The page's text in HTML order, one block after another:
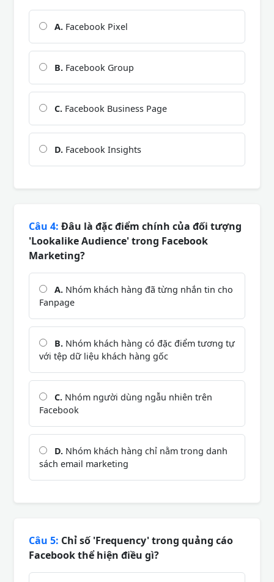
A. Facebook Pixel
B. Facebook Group
C. Facebook Business Page
D. Facebook Insights
Câu 4: Đâu là đặc điểm chính của đối tượng
'Lookalike Audience' trong Facebook
Marketing?
A. Nhóm khách hàng đã từng nhắn tin cho
Fanpage
B. Nhóm khách hàng có đặc điểm tương tự
với tệp dữ liệu khách hàng gốc
C. Nhóm người dùng ngẫu nhiên trên
Facebook
D. Nhóm khách hàng chỉ nằm trong danh
sách email marketing
Câu 5: Chỉ số 'Frequency' trong quảng cáo
Facebook thể hiện điều gì?